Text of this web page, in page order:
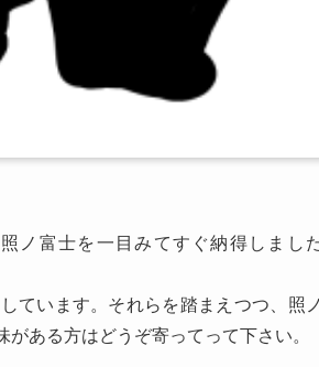
ノ富士を一目みてすぐ納得しまし
ています。それらを踏まえつつ、照
ある方はどうぞ寄ってって下さい。